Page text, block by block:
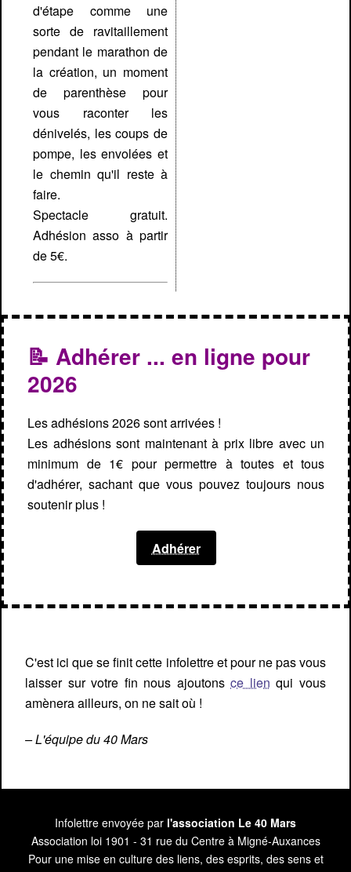
d'étape comme une
sorte de ravitaillement
pendant le marathon de
la création, un moment
de parenthèse pour
vous raconter les
dénivelés, les coups de
pompe, les envolées et
le chemin qu'il reste à
faire.
Spectacle gratuit.
Adhésion asso à partir
de 5€.
📝 Adhérer ... en ligne pour
2026
Les adhésions 2026 sont arrivées !
Les adhésions sont maintenant à prix libre avec un
minimum de 1€ pour permettre à toutes et tous
d'adhérer, sachant que vous pouvez toujours nous
soutenir plus !
Adhérer
C'est ici que se finit cette infolettre et pour ne pas vous
laisser sur votre fin nous ajoutonsce lien qui vous
amènera ailleurs, on ne sait où !
– L'équipe du 40 Mars
Infolettre envoyée par l'association Le 40 Mars
Association loi 1901 - 31 rue du Centre à Migné-Auxances
Pour une mise en culture des liens, des esprits, des sens et